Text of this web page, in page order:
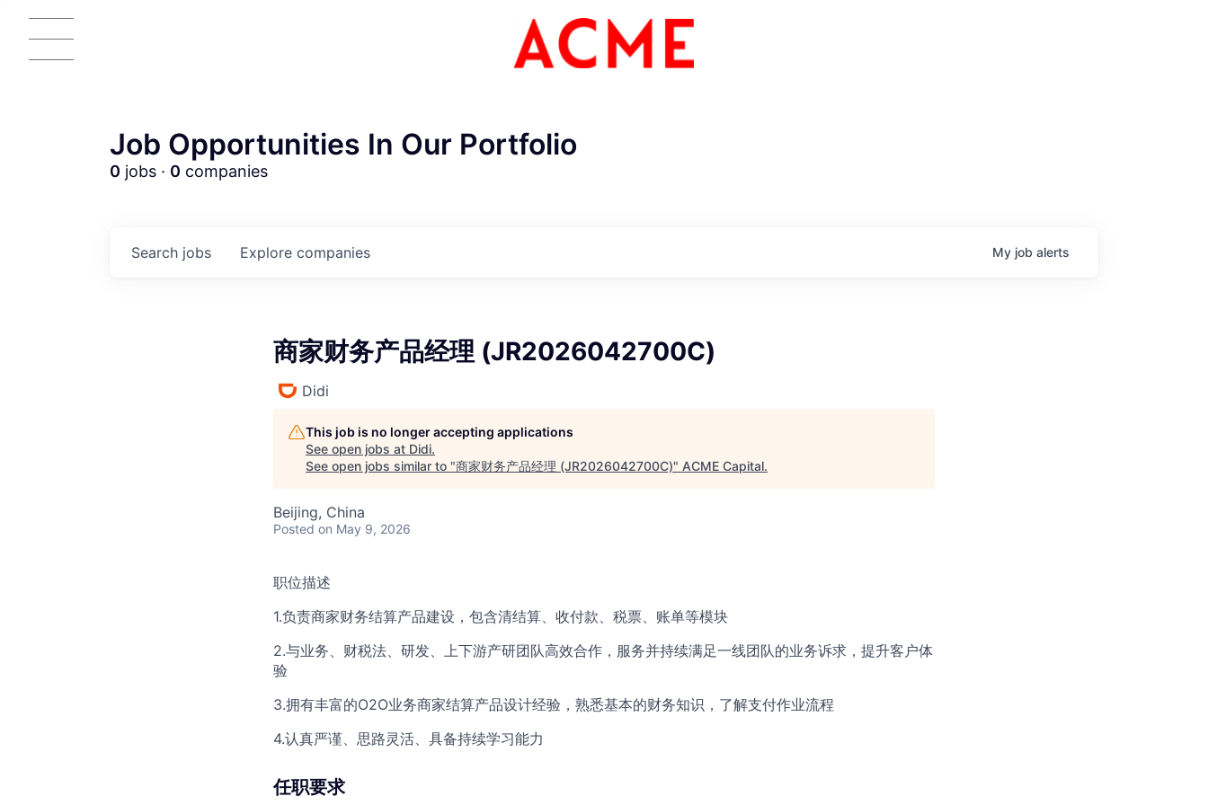
ACME Homepage
Job Opportunities In Our Portfolio
0 jobs · 0 companies
Search jobs Explore companies My job alerts
商家财务产品经理 (JR2026042700C)
Didi
This job is no longer accepting applications
See open jobs at Didi.
See open jobs similar to "商家财务产品经理 (JR2026042700C)" ACME Capital.
Beijing, China
Posted on May 9, 2026
职位描述
1.负责商家财务结算产品建设，包含清结算、收付款、税票、账单等模块
2.与业务、财税法、研发、上下游产研团队高效合作，服务并持续满足一线团队的业务诉求，提升客户体
验
3.拥有丰富的O2O业务商家结算产品设计经验，熟悉基本的财务知识，了解支付作业流程
4.认真严谨、思路灵活、具备持续学习能力
任职要求